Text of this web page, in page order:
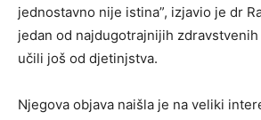
jednostavno nije istina”, izjavio je dr
jedan od najdugotrajnijih
učili još od djetinjstva.
Njegova objava naišla je na veliki